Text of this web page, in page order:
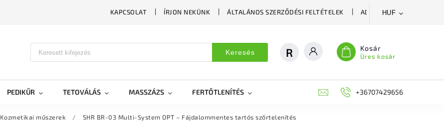
KAPCSOLAT ÍRJON NEKÜNK ÁLTALÁNOS SZERZŐDÉSI FELTÉTELEK ADATVÉDELMI
HUF
Keresés Kosár
Üres kosár
PEDIKŰR TETOVÁLÁS MASSZÁZS FERTŐTLENÍTÉS DEKORÁCIÓS FALPANEL, MŰNÖVÉNY FAL
+36707429656
Kozmetikai műszerek / SHR BR-03 Multi-System OPT – Fájdalommentes tartós szőrtelenítés